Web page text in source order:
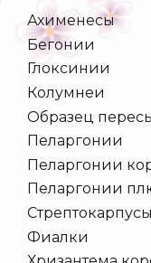
Ахименесы
Бегонии
Глоксинии
Колумнеи
Образец
Пеларгонии
Пеларгонии
Пеларгонии
Стрептокарпусы
Фиалки